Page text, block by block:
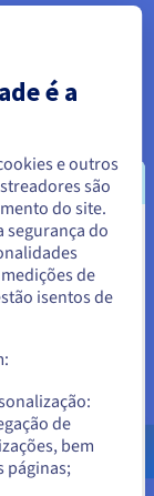
o
que
propriedade
ative a função
Esta proteção
outro
domínio;
de consultar e
é a
e outros
são
do site.
segurança do
de
isentos de
de
bem
páginas;